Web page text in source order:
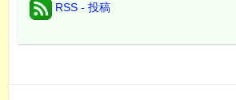
RSS - 投稿